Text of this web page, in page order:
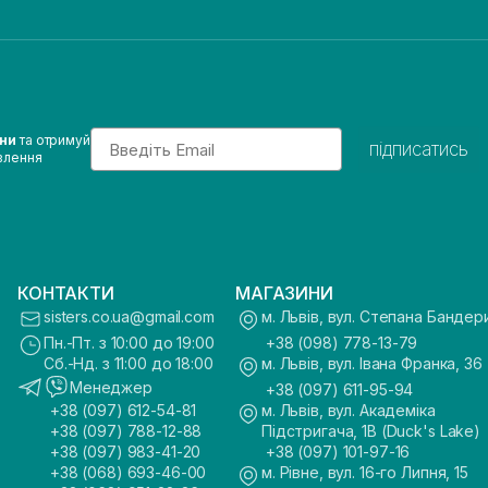
та отримуйEmail
підписатись
КОНТАКТИ
sisters.co.ua@gmail.com
Пн.-Пт. з 10:00 до 19:00
Сб.-Нд. з 11:00 до 18:00
Менеджер
+38 (097) 612-54-81
+38 (097) 788-12-88
+38 (097) 983-41-20
+38 (068) 693-46-00
МАГАЗИНИ
м. Львів, вул. Степана
+38 (098) 778-13-79
м. Львів, вул. Івана Франка, 36
+38 (097) 611-95-94
м. Львів, вул. Академіка
Підстригача, 1В (Duck's Lake)
+38 (097) 101-97-16
м. Рівне, вул. 16-го Липня, 15